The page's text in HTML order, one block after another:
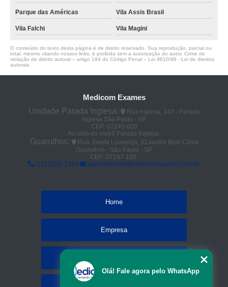
Parque das Américas Vila Assis Brasil
Vila Falchi Vila Magini
O conteúdo do texto desta página é de direito reservado. Sua reprodução, parcial ou
total, mesmo citando nossos links, é proibida sem a autorização do autor. Crime de
violação de direito autoral – artigo 184 do Código Penal – Lei 9610/98 - Lei de direitos
autorais
Medicom Exames
Unidade Parada Inglesa:
Rua Inglesa, 143 - Parada
Inglesa São Paulo - SP
CEP: 02245-020
Ao lado do metrô Parada Inglesa.
Guarulhos:
Rua Josefa Lourenço, 31Jardim Bom Clima
Guarulhos - São Paulo - SP
CEP: 07197-105.
(11) 2206-1364
agendamento@medicomexames.com.br
Home
Empresa
Olá! Fale agora pelo WhatsApp